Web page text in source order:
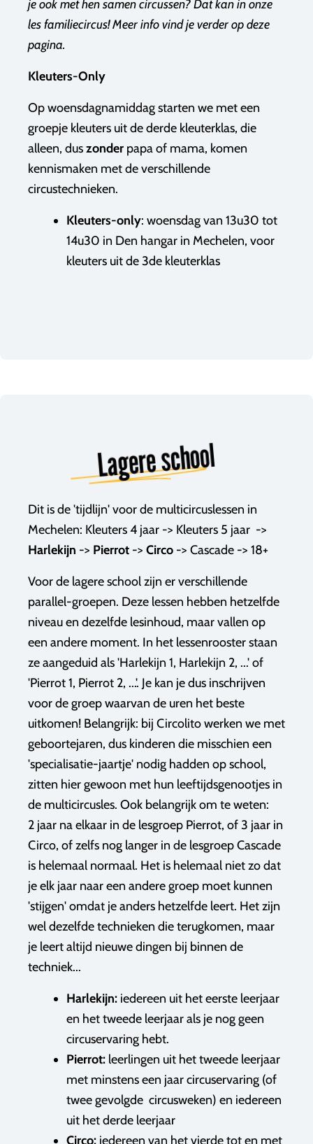
je ook met hen samen circussen? Dat kan in onze
les familiecircus! Meer info vind je verder op deze
pagina.
Kleuters-Only
Op woensdagnamiddag starten we met een
groepje kleuters uit de derde kleuterklas, die
alleen, duszonder papa of mama, komen
kennismaken met de verschillende
circustechnieken.
Kleuters-only: woensdag van 13u30 tot
14u30 in Den hangar in Mechelen, voor
kleuters uit de 3de kleuterklas
Lagere school
Dit is de 'tijdlijn' voor de multicircuslessen in
Mechelen: Kleuters 4 jaar -> Kleuters 5 jaar ->
Harlekijn -> Pierrot -> Circo -> Cascade -> 18+
Voor de lagere school zijn er verschillende
parallel-groepen. Deze lessen hebben hetzelfde
niveau en dezelfde lesinhoud, maar vallen op
een andere moment. In het lessenrooster staan
ze aangeduid als 'Harlekijn 1, Harlekijn 2, ...' of
'Pierrot 1, Pierrot 2, ...'. Je kan je dus inschrijven
voor de groep waarvan de uren het beste
uitkomen! Belangrijk: bij Circolito werken we met
geboortejaren, dus kinderen die misschien een
'specialisatie-jaartje' nodig hadden op school,
zitten hier gewoon met hun leeftijdsgenootjes in
de multicircusles. Ook belangrijk om te weten:
2 jaar na elkaar in de lesgroep Pierrot, of 3 jaar in
Circo, of zelfs nog langer in de lesgroep Cascade
is helemaal normaal. Het is helemaal niet zo dat
je elk jaar naar een andere groep moet kunnen
'stijgen' omdat je anders hetzelfde leert. Het zijn
wel dezelfde technieken die terugkomen, maar
je leert altijd nieuwe dingen bij binnen de
techniek...
Harlekijn: iedereen uit het eerste leerjaar
en het tweede leerjaar als je nog geen
circuservaring hebt.
Pierrot: leerlingen uit het tweede leerjaar
met minstens een jaar circuservaring (of
twee gevolgde circusweken) en iedereen
uit het derde leerjaar
Circo: iedereen van het vierde tot en met